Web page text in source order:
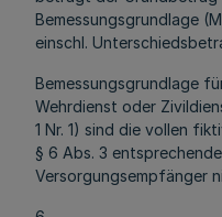
Bemessungsgrundlage
einschl.
Bemessungsgrundlage
Wehrdienst oder
1 Nr. 1) sind die vollen
§ 6 Abs. 3
Versorgungsempfänger